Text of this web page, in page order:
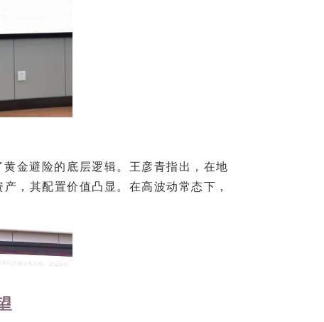
金避险的底层逻辑。王彦青指出，在地
，其配置价值凸显。在高波动常态下，